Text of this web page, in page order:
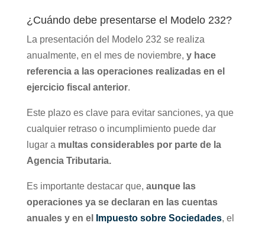
¿Cuándo debe presentarse el Modelo 232?
La presentación del Modelo 232 se realiza
anualmente, en el mes de noviembre, y hace
referencia a las operaciones realizadas en el
ejercicio fiscal anterior.
Este plazo es clave para evitar sanciones, ya que
cualquier retraso o incumplimiento puede dar
lugar a multas considerables por parte de la
Agencia Tributaria.
Es importante destacar que, aunque las
operaciones ya se declaran en las cuentas
anuales y en el
Impuesto sobre Sociedades, el